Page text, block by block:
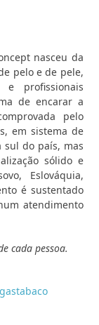
nasceu da
pelo e de pele,
profissionais
de encarar a
pelo
em sistema de
do país, mas
sólido e
Eslováquia,
é sustentado
atendimento
cada pessoa.
tabaco